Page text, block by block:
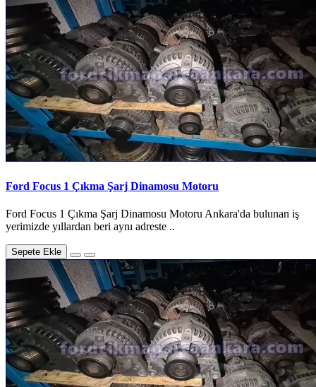
Ford Focus 1 Çıkma Şarj Dinamosu Motoru
Ford Focus 1 Çıkma Şarj Dinamosu Motoru Ankara'da bulunan iş
yerimizde yıllardan beri aynı adreste ..
Sepete Ekle